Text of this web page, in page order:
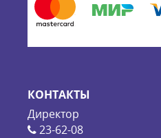
КОНТАКТЫ
Директор
23-62-08